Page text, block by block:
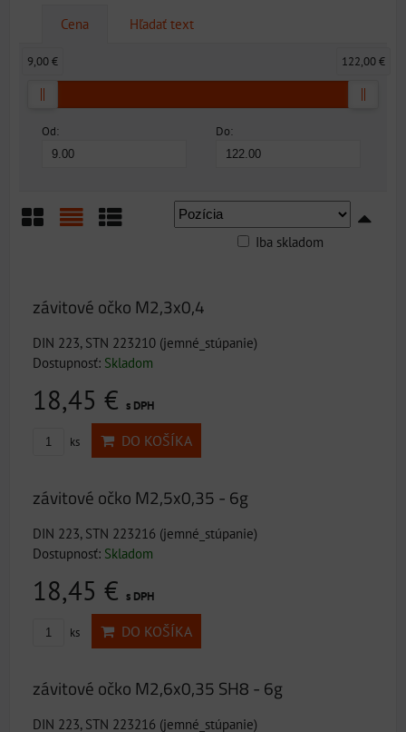
Cena Hľadať text
Od: Do:
9,00 € 122,00 €
Iba skladom
závitové očko M2,3x0,4
DIN 223, STN 223210 (jemné_stúpanie)
Dostupnosť: Skladom
18,45 € s DPH
ks DO KOŠÍKA
závitové očko M2,5x0,35 - 6g
DIN 223, STN 223216 (jemné_stúpanie)
Dostupnosť: Skladom
18,45 € s DPH
ks DO KOŠÍKA
závitové očko M2,6x0,35 SH8 - 6g
DIN 223, STN 223216 (jemné_stúpanie)